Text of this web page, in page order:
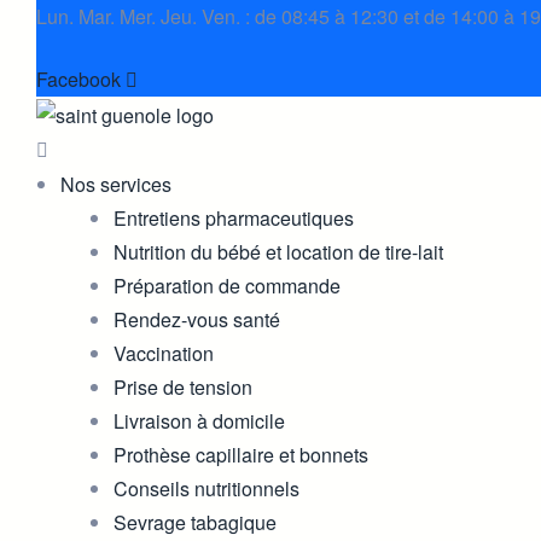
Lun. Mar. Mer. Jeu. Ven. : de 08:45 à 12:30 et de 14:00 à
Facebook
Nos services
Entretiens pharmaceutiques
Nutrition du bébé et location de tire-lait
Préparation de commande
Rendez-vous santé
Vaccination
Prise de tension
Livraison à domicile
Prothèse capillaire et bonnets
Conseils nutritionnels
Sevrage tabagique